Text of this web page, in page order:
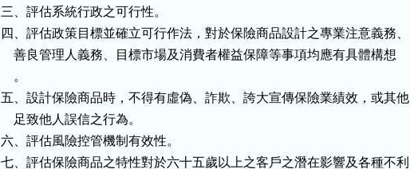
三、評估系統行政之可行性。
四、評估政策目標並確立可行作法，對於保險商品設計之專業注意義務、
    善良管理人義務、目標市場及消費者權益保障等事項均應有具體構想
    。
五、設計保險商品時，不得有虛偽、詐欺、誇大宣傳保險業績效，或其他
    足致他人誤信之行為。
六、評估風險控管機制有效性。
七、評估保險商品之特性對於六十五歲以上之客戶之潛在影響及各種不利